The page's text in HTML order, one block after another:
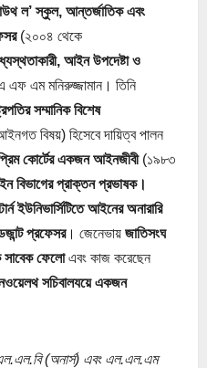
ল’ স্কুল, আন্তর্জাতিক এবং
(২০০৪ থেকে
আইন উপদেষ্টা ও
এফ এম মনিরুজ্জামান। তিনি
সম্মানিক বিশেষ
বিষয়) হিসেবে দায়িত্ব পালন
কোর্টের একজন আইনজীবী(১৯৮৩
বিভাগের প্রাক্তন প্রভাষক।
ইউনিভার্সিটিতে আইনের অনারারি
প্রফেসর। জেনেভায় জাতিসংঘ
সাবেক ফেলোএবং কাজ করেছেন
সচিবালযয়ে একজন
এল.এল.বি (অনার্স) এবং এল.এল.এম